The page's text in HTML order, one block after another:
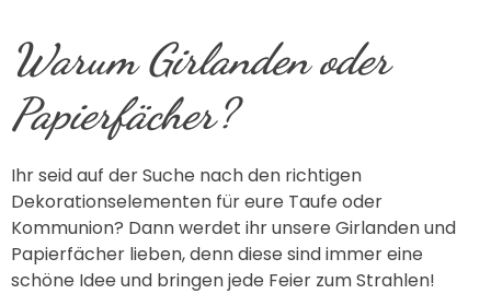
Warum Girlanden oder
Papierfächer?
Ihr seid auf der Suche nach den richtigen
Dekorationselementen für eure Taufe oder
Kommunion? Dann werdet ihr unsere Girlanden und
Papierfächer lieben, denn diese sind immer eine
schöne Idee und bringen jede Feier zum Strahlen!